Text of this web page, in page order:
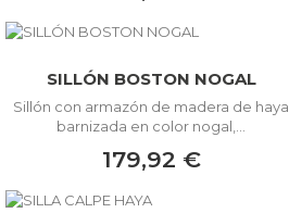
SILLÓN BOSTON NOGAL
Sillón con armazón de madera de haya
barnizada en color nogal,...
179,92 €